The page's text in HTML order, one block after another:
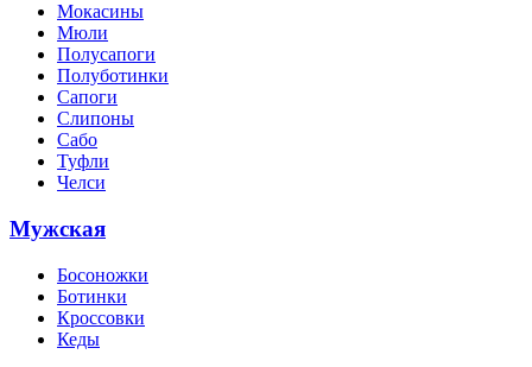
Мокасины
Мюли
Полусапоги
Полуботинки
Сапоги
Слипоны
Сабо
Туфли
Челси
Мужская
Босоножки
Ботинки
Кроссовки
Кеды